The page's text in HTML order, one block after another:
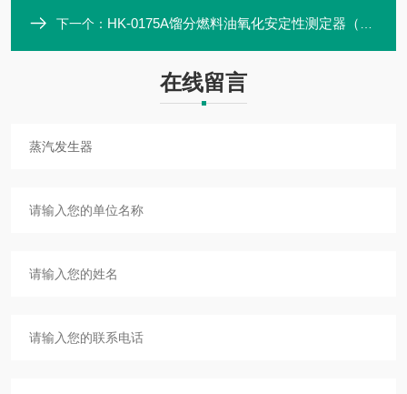
下一个： HK-0175A馏分燃料油氧化安定性测定器（加速法）
在线留言